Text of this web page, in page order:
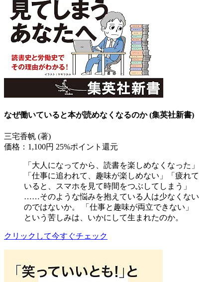
なぜ働いていると本が読めなくなるのか (集英社新書)
三宅香帆 (著)
価格：1,100円 25%ポイント還元
「大人になってから、読書を楽しめなくなった」
「仕事に追われて、趣味が楽しめない」「疲れて
いると、スマホを見て時間をつぶしてしまう」
……そのような悩みを抱えている人は少なくない
のではないか。 「仕事と趣味が両立できない」
という苦しみは、いかにして生まれたのか。
クリックして今すぐチェック